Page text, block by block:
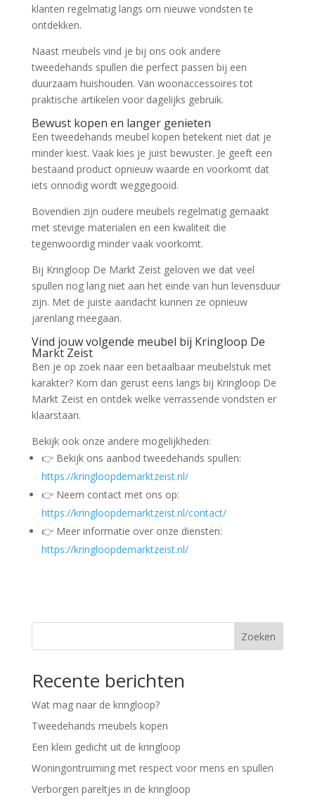
klanten regelmatig langs om nieuwe vondsten te
ontdekken.
Naast meubels vind je bij ons ook andere
tweedehands spullen die perfect passen bij een
duurzaam huishouden. Van woonaccessoires tot
praktische artikelen voor dagelijks gebruik.
Bewust kopen en langer genieten
Een tweedehands meubel kopen betekent niet dat je
minder kiest. Vaak kies je juist bewuster. Je geeft een
bestaand product opnieuw waarde en voorkomt dat
iets onnodig wordt weggegooid.
Bovendien zijn oudere meubels regelmatig gemaakt
met stevige materialen en een kwaliteit die
tegenwoordig minder vaak voorkomt.
Bij Kringloop De Markt Zeist geloven we dat veel
spullen nog lang niet aan het einde van hun levensduur
zijn. Met de juiste aandacht kunnen ze opnieuw
jarenlang meegaan.
Vind jouw volgende meubel bij Kringloop De
Markt Zeist
Ben je op zoek naar een betaalbaar meubelstuk met
karakter? Kom dan gerust eens langs bij Kringloop De
Markt Zeist en ontdek welke verrassende vondsten er
klaarstaan.
Bekijk ook onze andere mogelijkheden:
👉 Bekijk ons aanbod tweedehands spullen:
https://kringloopdemarktzeist.nl/
👉 Neem contact met ons op:
https://kringloopdemarktzeist.nl/contact/
👉 Meer informatie over onze diensten:
https://kringloopdemarktzeist.nl/
Zoeken
Recente berichten
Wat mag naar de kringloop?
Tweedehands meubels kopen
Een klein gedicht uit de kringloop
Woningontruiming met respect voor mens en spullen
Verborgen pareltjes in de kringloop